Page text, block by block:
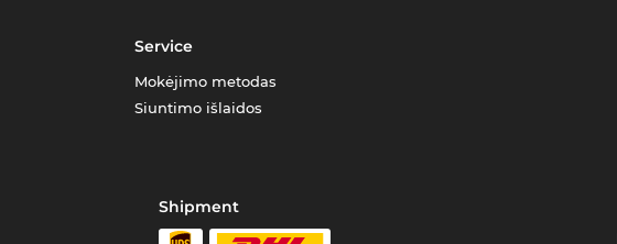
Service
Mokėjimo metodas
Siuntimo išlaidos
Shipment